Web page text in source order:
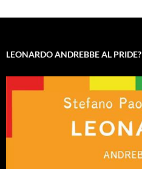
LEONARDO ANDREBBE AL PRIDE?